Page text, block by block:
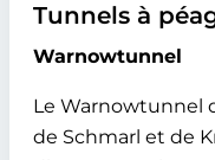
Tunnels à
Warnowtunnel
Le Warnowtunnel
de Schmarl et de